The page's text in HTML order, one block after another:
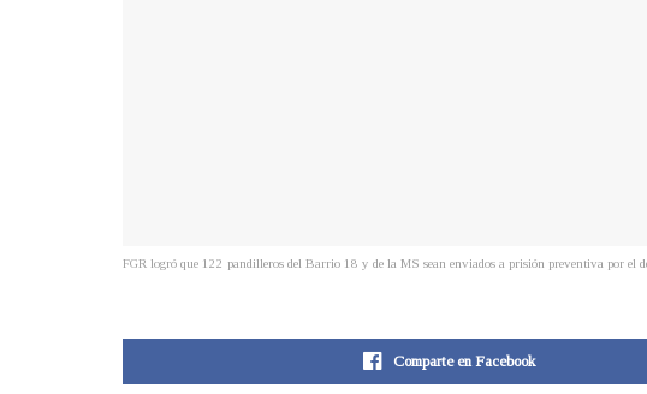
FGR logró que 122 pandilleros del Barrio 18 y de la MS sean enviados a prisión preventiva por el
Comparte en Facebook